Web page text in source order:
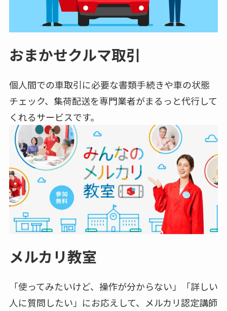
おまかせクルマ取引
個人間での車取引に必要な書類手続きや車の状態
チェック、集荷配送を専門業者がまるっと代行して
くれるサービスです。
メルカリ教室
「使ってみたいけど、操作が分からない」「詳しい
人に質問したい」にお応えして、メルカリ認定講師